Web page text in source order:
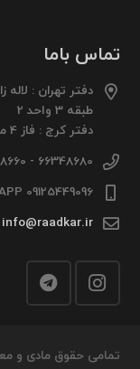
تماس باما
دفتر تهران :
طبقه 3 واحد 2
دفتر کرج : فاز 4 مهرشهر خیابان 411 شرقی پلاک 114 واحد 1
66348680 - 66348660 تماس از 8 صبح تا 6 شب
09125449096 WHATS APP
info@raadkar.ir
تمامی حقوق مادی و